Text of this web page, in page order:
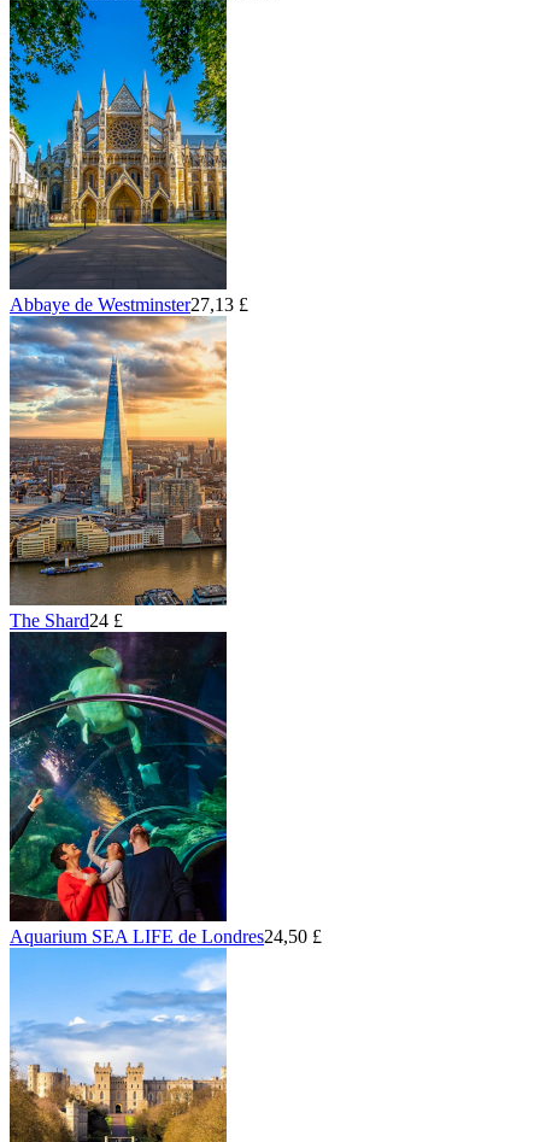
Abbaye de Westminster27,13 £
The Shard24 £
Aquarium SEA LIFE de Londres24,50 £